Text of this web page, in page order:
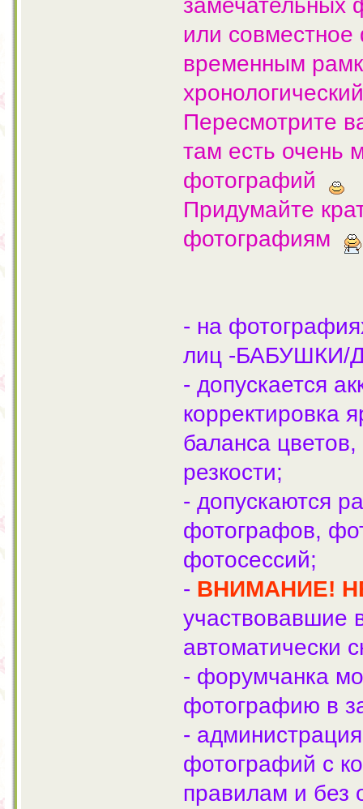
замечательных
или
временным
Пересмотрите
там есть очень
фотографий
Придумайте
фотографиям
- на
лиц -БАБУШКИ/
- допускается
корректировка
баланса
резкости;
- допускаются
фотографов,
фотосессий;
- ВНИМАНИЕ!
участвовавшие
автоматически
- форумчанка
фотографию в
-
фотографий с
правилам и без